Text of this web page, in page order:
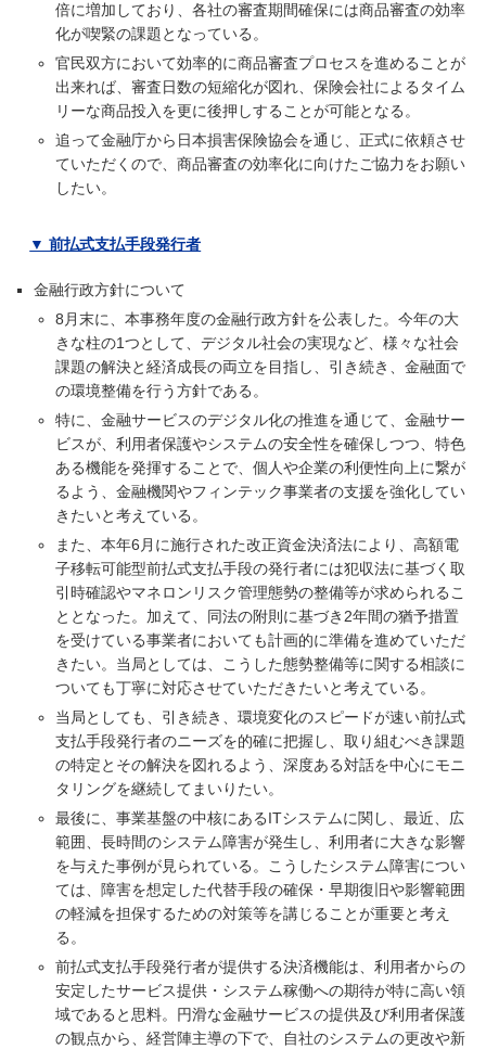
倍に増加しており、各社の審査期間確保には商品審査の効率
化が喫緊の課題となっている。
官民双方において効率的に商品審査プロセスを進めることが
出来れば、審査日数の短縮化が図れ、保険会社によるタイム
リーな商品投入を更に後押しすることが可能となる。
追って金融庁から日本損害保険協会を通じ、正式に依頼させ
ていただくので、商品審査の効率化に向けたご協力をお願い
したい。
▼ 前払式支払手段発行者
金融行政方針について
8月末に、本事務年度の金融行政方針を公表した。今年の大
きな柱の1つとして、デジタル社会の実現など、様々な社会
課題の解決と経済成長の両立を目指し、引き続き、金融面で
の環境整備を行う方針である。
特に、金融サービスのデジタル化の推進を通じて、金融サー
ビスが、利用者保護やシステムの安全性を確保しつつ、特色
ある機能を発揮することで、個人や企業の利便性向上に繋が
るよう、金融機関やフィンテック事業者の支援を強化してい
きたいと考えている。
また、本年6月に施行された改正資金決済法により、高額電
子移転可能型前払式支払手段の発行者には犯収法に基づく取
引時確認やマネロンリスク管理態勢の整備等が求められるこ
ととなった。加えて、同法の附則に基づき2年間の猶予措置
を受けている事業者においても計画的に準備を進めていただ
きたい。当局としては、こうした態勢整備等に関する相談に
ついても丁寧に対応させていただきたいと考えている。
当局としても、引き続き、環境変化のスピードが速い前払式
支払手段発行者のニーズを的確に把握し、取り組むべき課題
の特定とその解決を図れるよう、深度ある対話を中心にモニ
タリングを継続してまいりたい。
最後に、事業基盤の中核にあるITシステムに関し、最近、広
範囲、長時間のシステム障害が発生し、利用者に大きな影響
を与えた事例が見られている。こうしたシステム障害につい
ては、障害を想定した代替手段の確保・早期復旧や影響範囲
の軽減を担保するための対策等を講じることが重要と考え
る。
前払式支払手段発行者が提供する決済機能は、利用者からの
安定したサービス提供・システム稼働への期待が特に高い領
域であると思料。円滑な金融サービスの提供及び利用者保護
の観点から、経営陣主導の下で、自社のシステムの更改や新